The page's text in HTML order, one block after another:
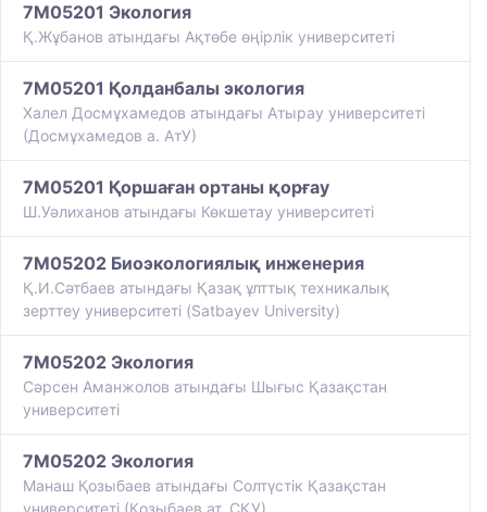
7M05201 Экология
Қ.Жұбанов атындағы Ақтөбе өңірлік университеті
7M05201 Қолданбалы экология
Халел Досмұхамедов атындағы Атырау университеті
(Досмұхамедов а. АтУ)
7M05201 Қоршаған ортаны қорғау
Ш.Уәлиханов атындағы Көкшетау университетi
7M05202 Биоэкологиялық инженерия
Қ.И.Сәтбаев атындағы Қазақ ұлттық техникалық
зерттеу университеті (Satbayev University)
7M05202 Экология
Сәрсен Аманжолов атындағы Шығыс Қазақстан
университеті
7M05202 Экология
Манаш Қозыбаев атындағы Солтүстік Қазақстан